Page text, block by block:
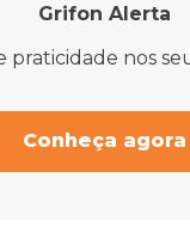
Grifon Alerta
praticidade nos
Conheça agora